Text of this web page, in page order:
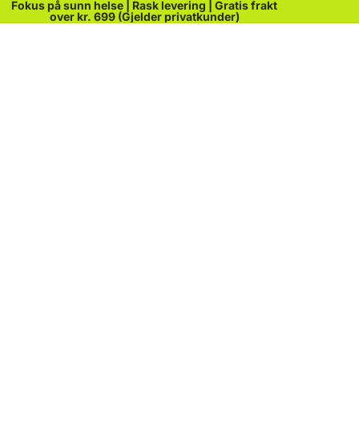
Fokus på sunn helse | Rask levering | Gratis frakt
over kr. 699 (Gjelder privatkunder)